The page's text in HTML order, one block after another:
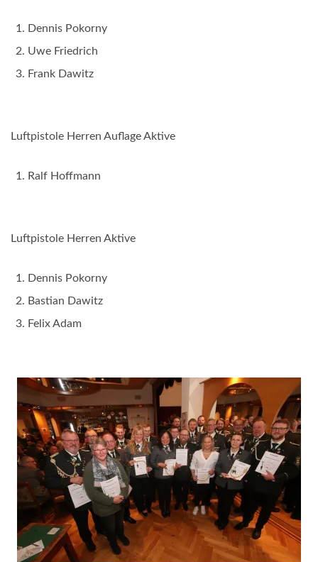
Dennis Pokorny
Uwe Friedrich
Frank Dawitz
Luftpistole Herren Auflage Aktive
Ralf Hoffmann
Luftpistole Herren Aktive
Dennis Pokorny
Bastian Dawitz
Felix Adam